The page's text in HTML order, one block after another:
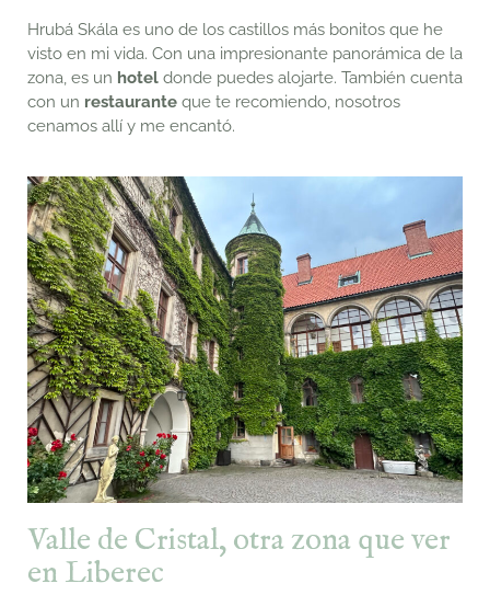
Hrubá Skála es uno de los castillos más bonitos que he
visto en mi vida. Con una impresionante panorámica de la
zona, es un hotel donde puedes alojarte. También cuenta
con un restaurante que te recomiendo, nosotros
cenamos allí y me encantó.
Valle de Cristal, otra zona que ver
en Liberec